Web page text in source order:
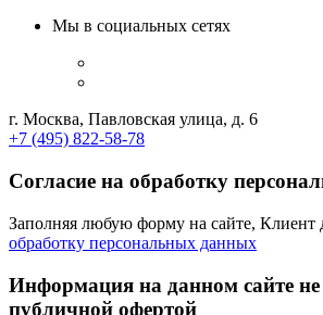
Мы в социальных сетях
г. Москва, Павловская улица, д. 6
+7 (495) 822-58-78
Согласие на обработку
Заполняя любую форму на сайте, Клиент
обработку персональных данных
Информация на данном сайте не
публичной офертой